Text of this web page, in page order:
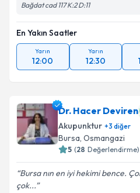
Bağdat cad 117 K:2 D:11
En Yakın Saatler
Yarın
12:00
Yarın
12:30
Dr. Hacer Deviren
Akupunktur +3 diğer
Bursa, Osmangazi
5 (28 Değerlendirme)
Bursa nın en iyi hekimi bence.
çok...